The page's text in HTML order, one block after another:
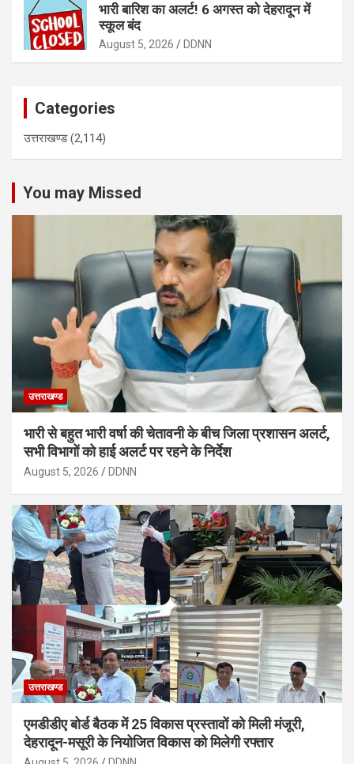
भारी बारिश का अलर्ट! 6 अगस्त को देहरादून में
स्कूल बंद
August 5, 2026 DDNN
Categories
उत्तराखण्ड(2,114)
You may Missed
उत्तराखण्ड
भारी से बहुत भारी वर्षा की चेतावनी के बीच जिला प्रशासन अलर्ट,
सभी विभागों को हाई अलर्ट पर रहने के निर्देश
August 5, 2026 DDNN
उत्तराखण्ड
एमडीडीए बोर्ड बैठक में 25 विकास प्रस्तावों को मिली मंजूरी,
देहरादून-मसूरी के नियोजित विकास को मिलेगी रफ्तार